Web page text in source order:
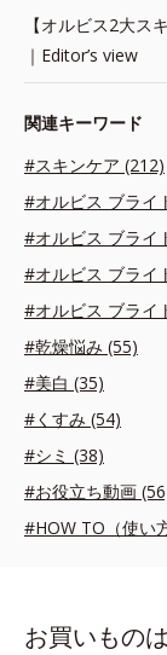
【オルビス2大ス
｜Editor’s view
関連キーワード
#スキンケア (212)
#オルビス ブライ
#オルビス ブライ
#オルビス ブライ
#オルビス ブライ
#乾燥悩み (55)
#美白 (35)
#くすみ (54)
#シミ (38)
#お役立ち動画
#HOW TO（使い
お買いもの